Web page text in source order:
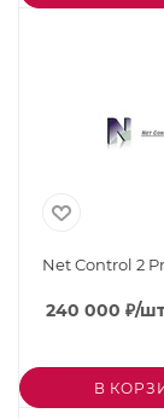
Net Control 2
240 000 ₽/шт
В